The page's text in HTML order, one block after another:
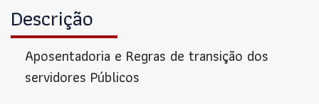
Descrição
Aposentadoria e Regras de transição dos
servidores Públicos